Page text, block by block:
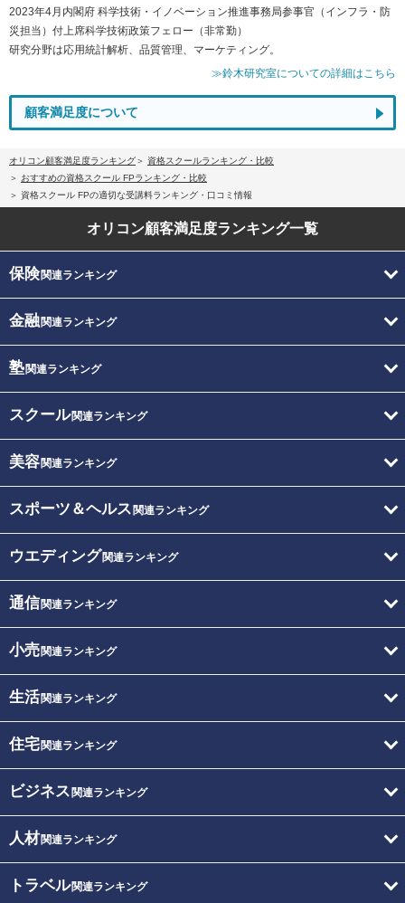
2023年4月内閣府 科学技術・イノベーション推進事務局参事官（インフラ・防
災担当）付上席科学技術政策フェロー（非常勤）
研究分野は応用統計解析、品質管理、マーケティング。
≫鈴木研究室についての詳細はこちら
顧客満足度について
オリコン顧客満足度ランキング
資格スクールランキング・比較
おすすめの資格スクール FPランキング・比較
資格スクール FPの適切な受講料ランキング・口コミ情報
オリコン顧客満足度ランキング一覧
保険関連ランキング
金融関連ランキング
塾関連ランキング
スクール関連ランキング
美容関連ランキング
スポーツ＆ヘルス 関連ランキング
ウエディング関連ランキング
通信関連ランキング
小売関連ランキング
生活関連ランキング
住宅関連ランキング
ビジネス 関連ランキング
人材関連ランキング
トラベル関連ランキング